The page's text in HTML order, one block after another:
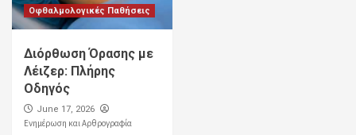
Οφθαλμολογικές Παθήσεις
Διόρθωση Όρασης με
Λέιζερ: Πλήρης
Οδηγός
June 17, 2026
Ενημέρωση και Αρθρογραφία